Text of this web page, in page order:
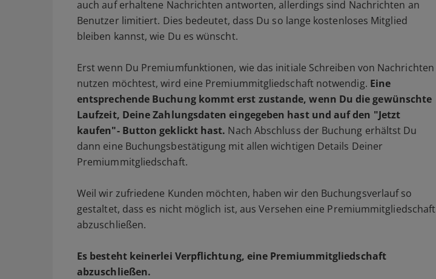
auch auf erhaltene Nachrichten antworten, allerdings sind Nachrichten an
Benutzer limitiert. Dies bedeutet, dass Du so lange kostenloses Mitglied
bleiben kannst, wie Du es wünscht.
Erst wenn Du Premiumfunktionen, wie das initiale Schreiben von Nachrichten
nutzen möchtest, wird eine Premiummitgliedschaft notwendig. Eine
entsprechende Buchung kommt erst zustande, wenn Du die gewünschte
Laufzeit, Deine Zahlungsdaten eingegeben hast und auf den "Jetzt
kaufen"- Button geklickt hast. Nach Abschluss der Buchung erhältst Du
dann eine Buchungsbestätigung mit allen wichtigen Details Deiner
Premiummitgliedschaft.
Weil wir zufriedene Kunden möchten, haben wir den Buchungsverlauf so
gestaltet, dass es nicht möglich ist, aus Versehen eine Premiummitgliedschaft
abzuschließen.
Es besteht keinerlei Verpflichtung, eine Premiummitgliedschaft
abzuschließen.